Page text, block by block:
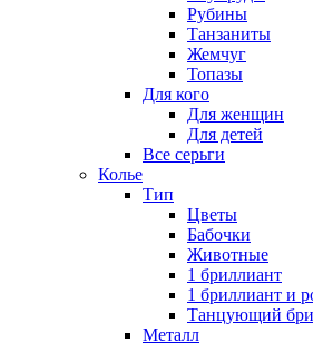
Рубины
Танзаниты
Жемчуг
Топазы
Для кого
Для женщин
Для детей
Все серьги
Колье
Тип
Цветы
Бабочки
Животные
1 бриллиант
1 бриллиант и
Танцующий
Металл